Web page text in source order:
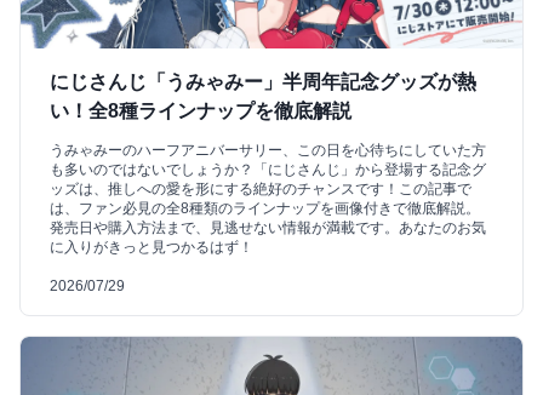
にじさんじ「うみゃみー」半周年記念グッズが熱
い！全8種ラインナップを徹底解説
うみゃみーのハーフアニバーサリー、この日を心待ちにしていた方
も多いのではないでしょうか？「にじさんじ」から登場する記念グ
ッズは、推しへの愛を形にする絶好のチャンスです！この記事で
は、ファン必見の全8種類のラインナップを画像付きで徹底解説。
発売日や購入方法まで、見逃せない情報が満載です。あなたのお気
に入りがきっと見つかるはず！
2026/07/29